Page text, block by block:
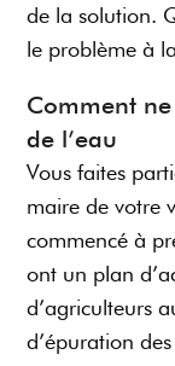
de la solution.
le problème à
Comment
de l’eau
Vous faites
maire de votre
commencé à
ont un plan
d’agriculteurs
d’épuration